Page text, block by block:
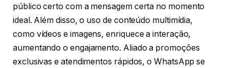
público certo com a mensagem certa no momento
ideal. Além disso, o uso de conteúdo multimídia,
como vídeos e imagens, enriquece a interação,
aumentando o engajamento. Aliado a promoções
exclusivas e atendimentos rápidos, o WhatsApp se